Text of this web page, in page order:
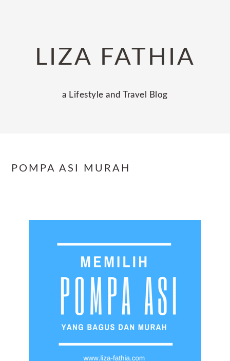
navigationLIZA FATHIA
a Lifestyle and Travel Blog
POMPA ASI MURAH